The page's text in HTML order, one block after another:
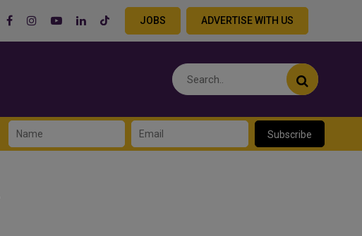
JOBS ADVERTISE WITH US
Subscribe